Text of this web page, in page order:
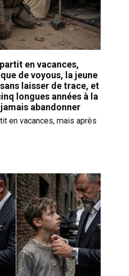
en vacances,
de voyous, la jeune
laisser de trace, et
longues années à la
abandonner
en vacances, mais après